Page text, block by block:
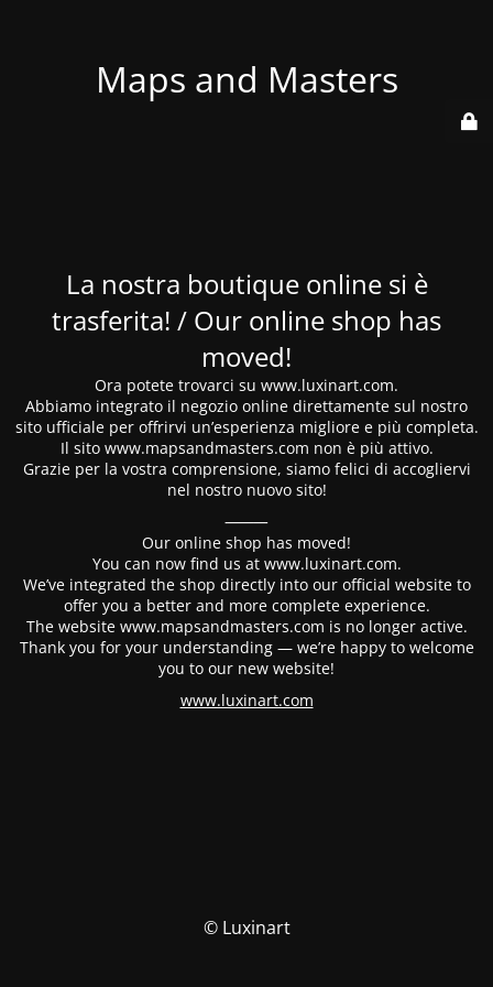
Maps and Masters
La nostra boutique online si è
trasferita! / Our online shop has
moved!
Ora potete trovarci su www.luxinart.com.
Abbiamo integrato il negozio online direttamente sul nostro
sito ufficiale per offrirvi un’esperienza migliore e più completa.
Il sito www.mapsandmasters.com non è più attivo.
Grazie per la vostra comprensione, siamo felici di accogliervi
nel nostro nuovo sito!
⸻
Our online shop has moved!
You can now find us at www.luxinart.com.
We’ve integrated the shop directly into our official website to
offer you a better and more complete experience.
The website www.mapsandmasters.com is no longer active.
Thank you for your understanding — we’re happy to welcome
you to our new website!
www.luxinart.com
© Luxinart